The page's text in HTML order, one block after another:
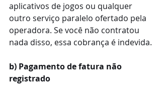
aplicativos de jogos ou qualquer
outro serviço paralelo ofertado pela
operadora. Se você não contratou
nada disso, essa cobrança é indevida.
b) Pagamento de fatura não
registrado